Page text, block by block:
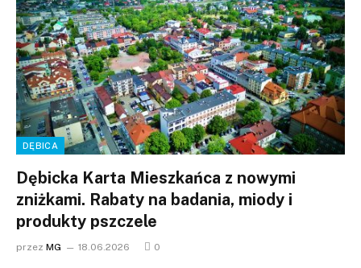
DĘBICA
Dębicka Karta Mieszkańca z nowymi
zniżkami. Rabaty na badania, miody i
produkty pszczele
przez MG 18.06.2026 0